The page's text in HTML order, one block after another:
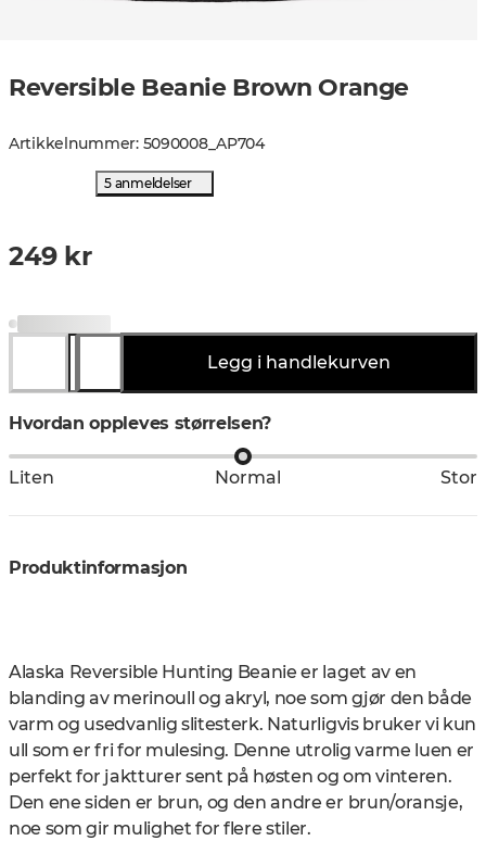
Reversible Beanie Brown Orange
Artikkelnummer: 5090008_AP704
5 anmeldelser
249 kr
Legg i handlekurven
Hvordan oppleves størrelsen?
Liten Normal Stor
Produktinformasjon
Alaska Reversible Hunting Beanie er laget av en
blanding av merinoull og akryl, noe som gjør den både
varm og usedvanlig slitesterk. Naturligvis bruker vi kun
ull som er fri for mulesing. Denne utrolig varme luen er
perfekt for jaktturer sent på høsten og om vinteren.
Den ene siden er brun, og den andre er brun/oransje,
noe som gir mulighet for flere stiler.